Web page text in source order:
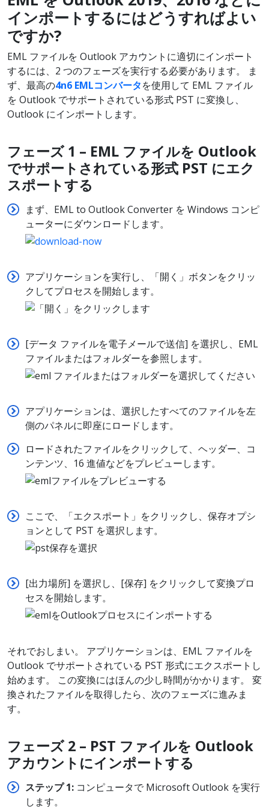
インポートするにはどうすればよい
ですか?
EML ファイルを Outlook アカウントに適切にインポート
するには、2 つのフェーズを実行する必要があります。 ま
ず、最高の4n6 EMLコンバータを使用して EML ファイル
を Outlook でサポートされている形式 PST に変換し、
Outlook にインポートします。
フェーズ 1 – EML ファイルを Outlook
でサポートされている形式 PST にエク
スポートする
まず、EML to Outlook Converter を Windows コンピ
ューターにダウンロードします。
アプリケーションを実行し、「開く」ボタンをクリッ
クしてプロセスを開始します。
[データ ファイルを電子メールで送信] を選択し、EML
ファイルまたはフォルダーを参照します。
アプリケーションは、選択したすべてのファイルを左
側のパネルに即座にロードします。
ロードされたファイルをクリックして、ヘッダー、コ
ンテンツ、16 進値などをプレビューします。
ここで、「エクスポート」をクリックし、保存オプシ
ョンとして PST を選択します。
[出力場所] を選択し、[保存] をクリックして変換プロ
セスを開始します。
それでおしまい。 アプリケーションは、EML ファイルを
Outlook でサポートされている PST 形式にエクスポートし
始めます。 この変換にはほんの少し時間がかかります。 変
換されたファイルを取得したら、次のフェーズに進みま
す。
フェーズ 2 – PST ファイルを Outlook
アカウントにインポートする
ステップ 1: コンピュータで Microsoft Outlook を実行
します。